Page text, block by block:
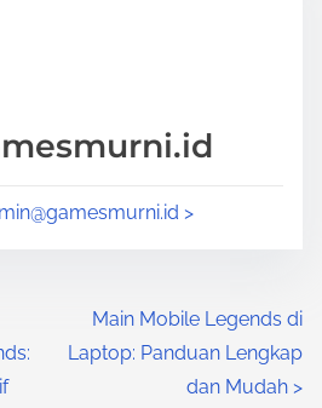
>
Main Mobile Legends di
Laptop: Panduan Lengkap
dan Mudah >